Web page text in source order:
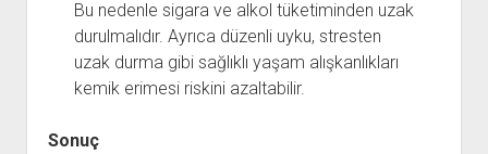
Bu nedenle sigara ve alkol tüketiminden uzak
durulmalıdır. Ayrıca düzenli uyku, stresten
uzak durma gibi sağlıklı yaşam alışkanlıkları
kemik erimesi riskini azaltabilir.
Sonuç